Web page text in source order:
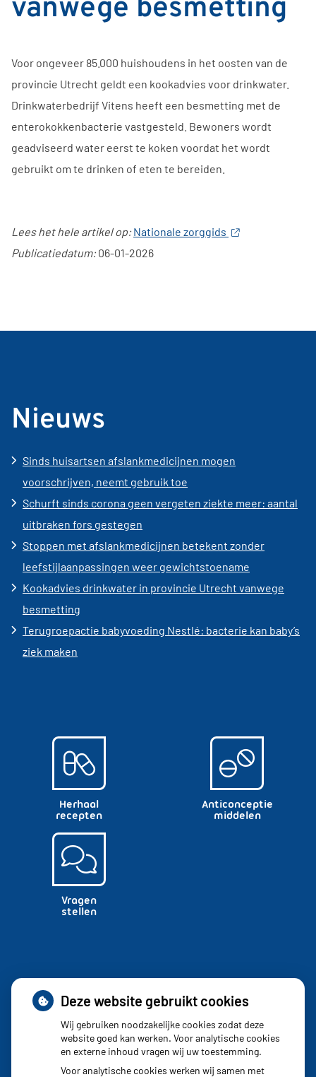
vanwege besmetting
Voor ongeveer 85.000 huishoudens in het oosten van de
provincie Utrecht geldt een kookadvies voor drinkwater.
Drinkwaterbedrijf Vitens heeft een besmetting met de
enterokokkenbacterie vastgesteld. Bewoners wordt
geadviseerd water eerst te koken voordat het wordt
gebruikt om te drinken of eten te bereiden.
Lees het hele artikel op: Nationale zorggids
Publicatiedatum:06-01-2026
Nieuws
Sinds huisartsen afslankmedicijnen mogen
voorschrijven, neemt gebruik toe
Schurft sinds corona geen vergeten ziekte meer: aantal
uitbraken fors gestegen
Stoppen met afslankmedicijnen betekent zonder
leefstijlaanpassingen weer gewichtstoename
Kookadvies drinkwater in provincie Utrecht vanwege
besmetting
Terugroepactie babyvoeding Nestlé: bacterie kan baby’s
ziek maken
Herhaal
recepten
Anticonceptie
middelen
Vragen
stellen
Adresgegevens
Pauwenburg 160 160
Deze website gebruikt cookies
Wij gebruiken noodzakelijke cookies zodat deze
website goed kan werken. Voor analytische cookies
en externe inhoud vragen wij uw toestemming.
Voor analytische cookies werken wij samen met